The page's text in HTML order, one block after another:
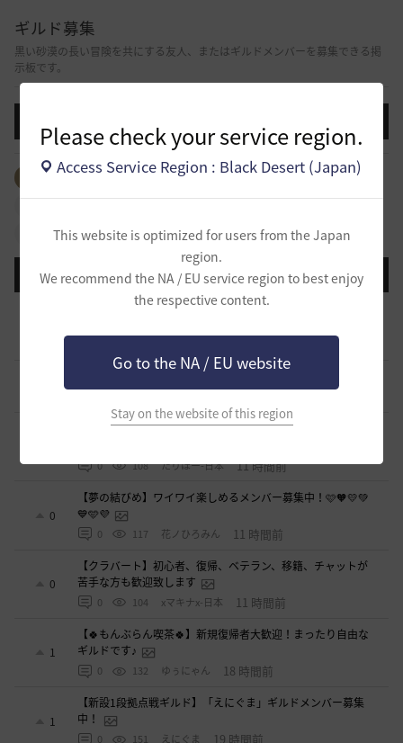
Please check your service region.
Access Service Region : Black Desert (Japan)
This website is optimized for users from the Japan
region.
We recommend the NA / EU service region to best enjoy
the respective content.
Go to the NA / EU website
Stay on the website of this region
ギルド募集
黒い砂漠の長い冒険を共にする友人、またはギルドメンバーを募集できる掲
示板です。
全体のタグを見る #生活 #ギルド
#パーティ
登録日順 検索順 コメント順 推奨順 話題順
新設ギルド 「Shmurda」立ち上げメンバー募集！現在3
小型ギルド【KeepOn】ギルメン募集です
◇🔶【SOLATIO】メンバー募集!新規復帰者さんも歓迎！
0 108 たりほー-日本 11 時間前
0
【夢の結びめ】ワイワイ楽しめるメンバー募集中！🩷🧡💛💚
💙🩵💜
0 117 花ノひろみん 11 時間前
0
【クラバート】初心者、復帰、ベテラン、移籍、チャットが
苦手な方も歓迎致します
0 104 xマキナx-日本 11 時間前
1
【🍀もんぶらん喫茶🍀】新規復帰者大歓迎！まったり自由な
ギルドです♪
0 132 ゆぅにゃん 18 時間前
1
【新設1段拠点戦ギルド】「えにぐま」ギルドメンバー募集
中！
0 151 えにぐま 19 時間前